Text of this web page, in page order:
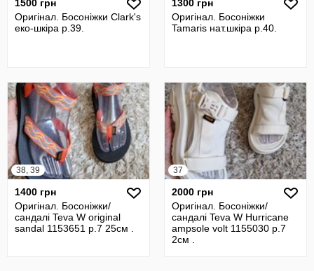
1500 грн
Оригінал. Босоніжки Clark's
еко-шкіра р.39.
1300 грн
Оригінал. Босоніжки
Tamaris нат.шкіра р.40.
38, 39
1400 грн
Оригінал. Босоніжки/
сандалі Teva W original
sandal 1153651 р.7 25см .
37
2000 грн
Оригінал. Босоніжки/
сандалі Teva W Hurricane
ampsole volt 1155030 р.7
2см .